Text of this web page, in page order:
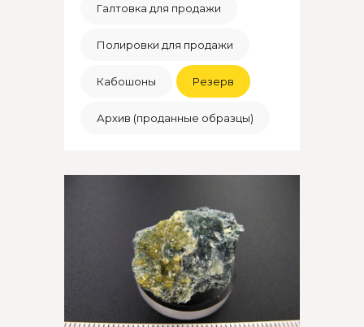
Галтовка для продажи
Полировки для продажи
Кабошоны Резерв
Архив (проданные образцы)